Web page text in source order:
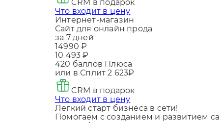
CRM в подарок
Что входит в цену
Интернет-магазин
Сайт для онлайн прода
за 7 дней
14990 ₽
10 493 ₽
420 баллов Плюса
или в Сплит2 623₽
CRM в подарок
Что входит в цену
Легкий старт бизнеса в сети!
Помогаем с созданием и развитием